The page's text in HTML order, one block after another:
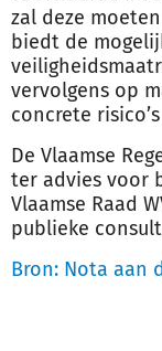
zal deze
biedt de
vervolgens op
concrete
De Vlaamse
ter advies voor
Vlaamse Raad
publieke
Bron: Nota aan